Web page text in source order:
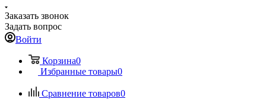
Заказать звонок
Задать вопрос
Войти
Корзина0
Избранные товары0
Сравнение товаров0